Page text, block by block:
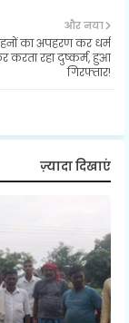
और नया
का अपहरण कर धर्म
करता रहा दुष्कर्म, हुआ
गिरफ्तार!
ज़्यादा दिखाएं